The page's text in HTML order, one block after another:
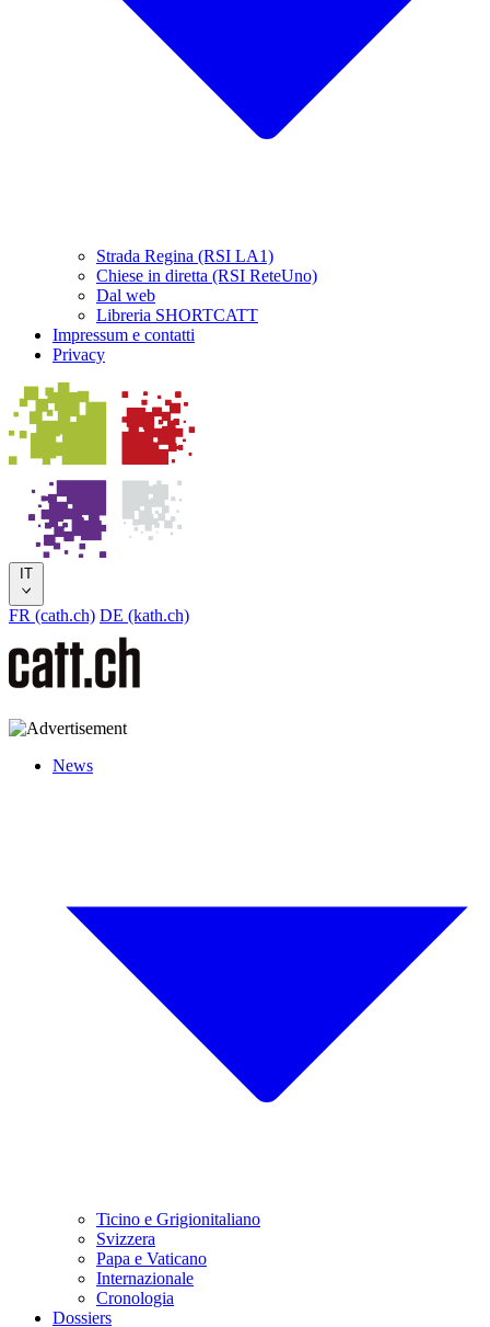
Strada Regina (RSI LA1)
Chiese in diretta (RSI ReteUno)
Dal web
Libreria SHORTCATT
Impressum e contatti
Privacy
IT
FR (cath.ch) DE (kath.ch)
News
Ticino e Grigionitaliano
Svizzera
Papa e Vaticano
Internazionale
Cronologia
Dossiers